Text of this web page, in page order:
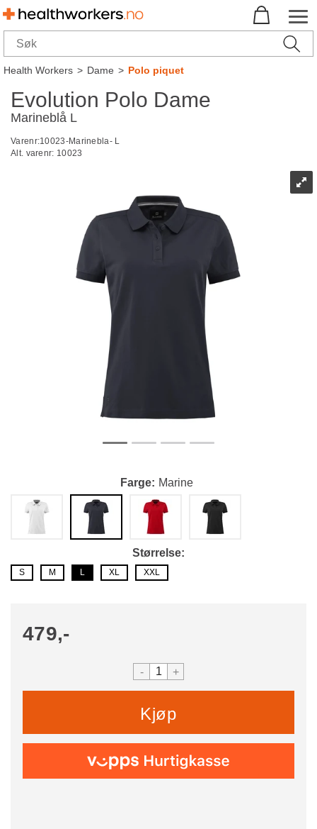
Health Workers>Dame>Polo piquet
Evolution Polo Dame
Marineblå L
Varenr:10023-Marinebla- L
Alt. varenr: 10023
Farge Marine
Størrelse
S M L XL XXL
479,-
- +
Kjøp